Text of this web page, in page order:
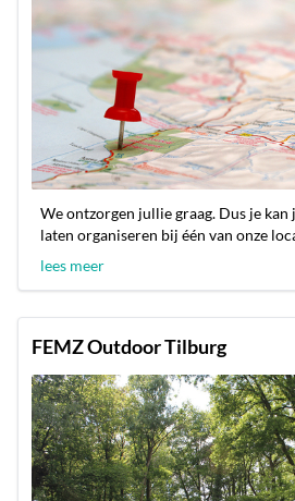
We ontzorgen jullie graag. Dus je kan
laten organiseren bij één van onze
lees meer
FEMZ Outdoor Tilburg